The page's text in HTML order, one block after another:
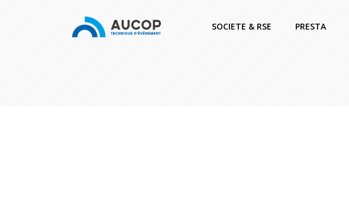
SOCIETE & RSE PRESTA